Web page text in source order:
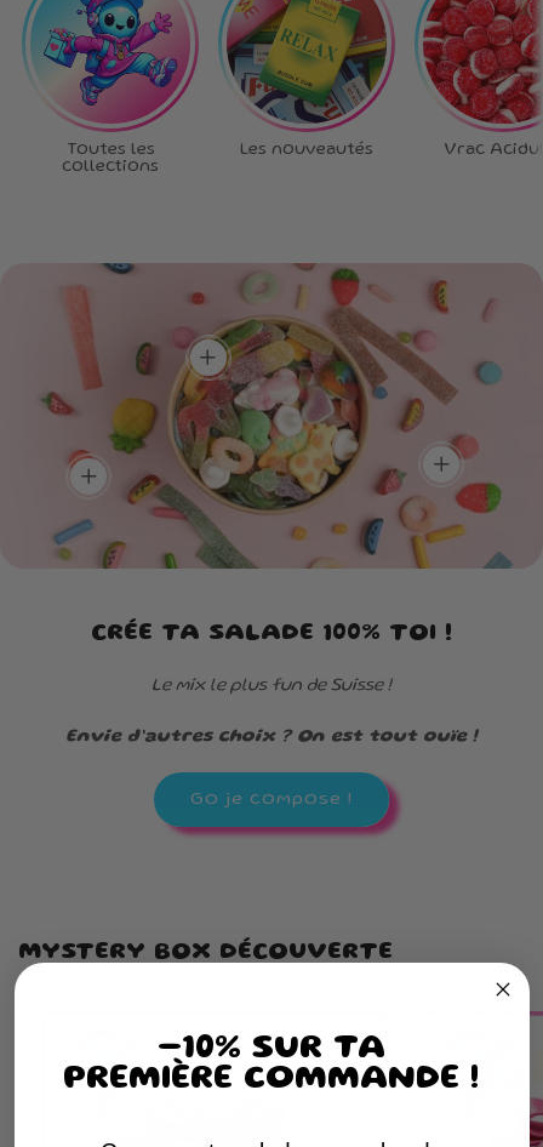
Toutes les
collections
Les nouveautés Vrac
CRÉE TA SALADE 100% TOI !
Le mix le plus fun de Suisse !
Envie d’autres choix ? On est tout ouïe !
Go je compose !
add
add
Plein de goûts,
zéro routine !
Un mélange unique pour
découvrir de nouvelles
saveurs à chaque
bouchée.
add
couleurs, un max
de saveurs !
Une box aussi belle à
regarder que délicieuse à
dévorer.
MYSTERY BOX DÉCOUVERTE
-10% SUR TA
PREMIÈRE COMMANDE !